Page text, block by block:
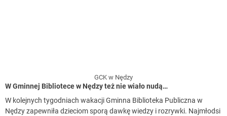
GCK w Nędzy
W Gminnej Bibliotece w Nędzy też nie wiało nudą…
W kolejnych tygodniach wakacji Gminna Biblioteka Publiczna w
Nędzy zapewniła dzieciom sporą dawkę wiedzy i rozrywki. Najmłodsi